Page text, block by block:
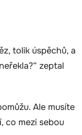
tolik úspěchů, a
zeptal
Ale musíte
co mezi sebou